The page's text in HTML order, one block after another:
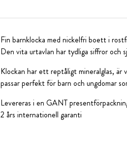
Fin barnklocka med nickelfri boett i
Den vita urtavlan har tydliga siffror och
Klockan har ett reptåligt mineralglas,
passar perfekt för barn och ungdomar
Levereras i en GANT
2 års internationell garanti